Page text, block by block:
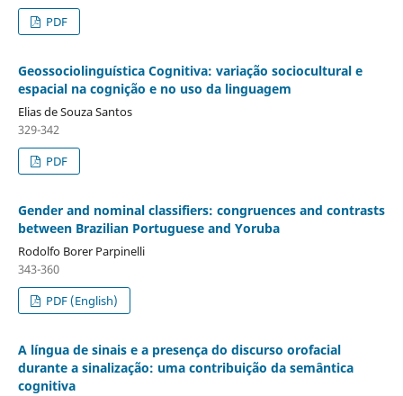
PDF
Geossociolinguística Cognitiva: variação sociocultural e
espacial na cognição e no uso da linguagem
Elias de Souza Santos
329-342
PDF
Gender and nominal classifiers: congruences and contrasts
between Brazilian Portuguese and Yoruba
Rodolfo Borer Parpinelli
343-360
PDF (English)
A língua de sinais e a presença do discurso orofacial
durante a sinalização: uma contribuição da semântica
cognitiva